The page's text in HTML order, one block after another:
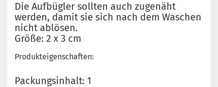
Die Aufbügler sollten auch zugenäht
werden, damit sie sich nach dem Waschen
nicht ablösen.
Größe: 2 x 3 cm
Produkteigenschaften:
Packungsinhalt: 1